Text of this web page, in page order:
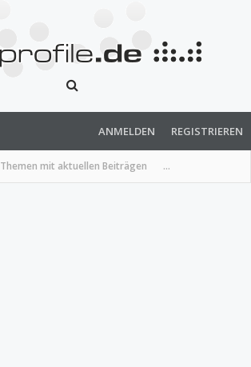
Themen mit aktuellen Beiträgen ...
ANMELDEN REGISTRIEREN